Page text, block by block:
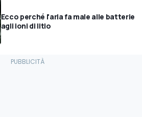
Ecco perché l'aria fa male alle batterie
agli ioni di litio